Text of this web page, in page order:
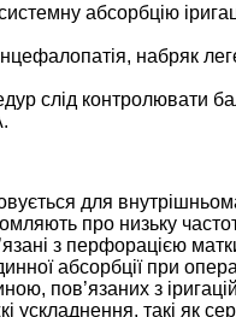
абсорбцію
набряк
слід контролювати
для
про низьку
з перфорацією
абсорбції при
пов’язаних з
ускладнення, такі як